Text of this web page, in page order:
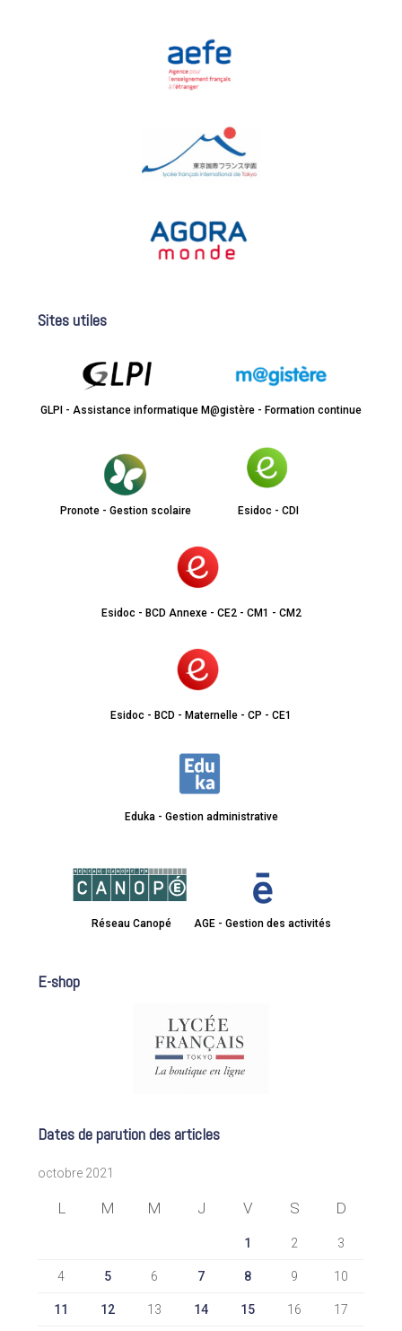
Sites utiles
GLPI - Assistance informatique M@gistère - Formation continue
Pronote - Gestion scolaire Esidoc - CDI
Esidoc - BCD Annexe - CE2 - CM1 - CM2
Esidoc - BCD - Maternelle - CP - CE1
Eduka - Gestion administrative
Réseau Canopé AGE - Gestion des activités
E-shop
Dates de parution des articles
octobre 2021
L M M J V S D
1 2 3
4 5 6 7 8 9 10
11 12 13 14 15 16 17